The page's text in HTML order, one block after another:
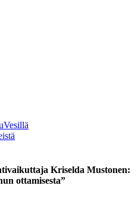
Vesillä
Kriselda Mustonen:
ottamisesta”